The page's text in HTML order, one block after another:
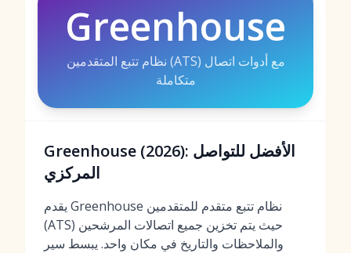
Greenhouse
نظام تتبع المتقدمين (ATS) مع أدوات اتصال
متكاملة
Greenhouse (2026): الأفضل للتواصل
المركزي
يقدم Greenhouse نظام تتبع متقدم للمتقدمين
(ATS) حيث يتم تخزين جميع اتصالات المرشحين
والملاحظات والتاريخ في مكان واحد. يبسط سير